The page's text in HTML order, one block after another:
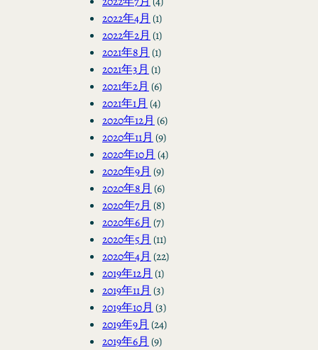
2022年4月 (1)
2022年2月 (1)
2021年8月 (1)
2021年3月 (1)
2021年2月 (6)
2021年1月 (4)
2020年12月 (6)
2020年11月 (9)
2020年10月 (4)
2020年9月 (9)
2020年8月 (6)
2020年7月 (8)
2020年6月 (7)
2020年5月 (11)
2020年4月 (22)
2019年12月 (1)
2019年11月 (3)
2019年10月 (3)
2019年9月 (24)
2019年6月 (9)